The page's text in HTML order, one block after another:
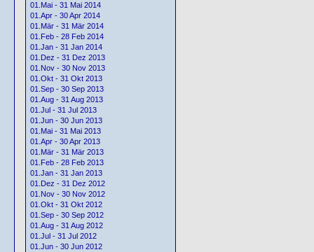
01.Mai - 31 Mai 2014
01.Apr - 30 Apr 2014
01.Mär - 31 Mär 2014
01.Feb - 28 Feb 2014
01.Jan - 31 Jan 2014
01.Dez - 31 Dez 2013
01.Nov - 30 Nov 2013
01.Okt - 31 Okt 2013
01.Sep - 30 Sep 2013
01.Aug - 31 Aug 2013
01.Jul - 31 Jul 2013
01.Jun - 30 Jun 2013
01.Mai - 31 Mai 2013
01.Apr - 30 Apr 2013
01.Mär - 31 Mär 2013
01.Feb - 28 Feb 2013
01.Jan - 31 Jan 2013
01.Dez - 31 Dez 2012
01.Nov - 30 Nov 2012
01.Okt - 31 Okt 2012
01.Sep - 30 Sep 2012
01.Aug - 31 Aug 2012
01.Jul - 31 Jul 2012
01.Jun - 30 Jun 2012